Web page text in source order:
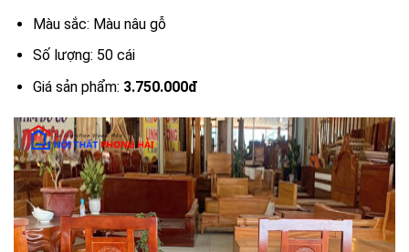
Màu sắc: Màu nâu gỗ
Số lượng: 50 cái
Giá sản phẩm: 3.750.000đ